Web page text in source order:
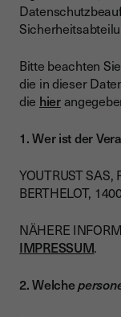
Bitte beachten
die in dieser
die hier
1. Wer ist der
YOUTRUST SAS,
BERTHELOT,
NÄHERE
IMPRESSUM.
2. Welche